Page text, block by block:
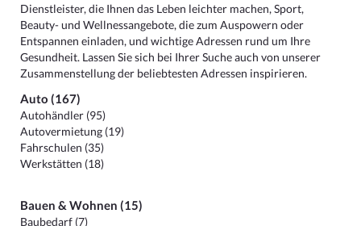
Dienstleister, die Ihnen das Leben leichter machen, Sport,
Beauty- und Wellnessangebote, die zum Auspowern oder
Entspannen einladen, und wichtige Adressen rund um Ihre
Gesundheit. Lassen Sie sich bei Ihrer Suche auch von unserer
Zusammenstellung der beliebtesten Adressen inspirieren.
Auto (167)
Autohändler (95)
Autovermietung (19)
Fahrschulen (35)
Werkstätten (18)
Bauen & Wohnen (15)
Baubedarf (7)